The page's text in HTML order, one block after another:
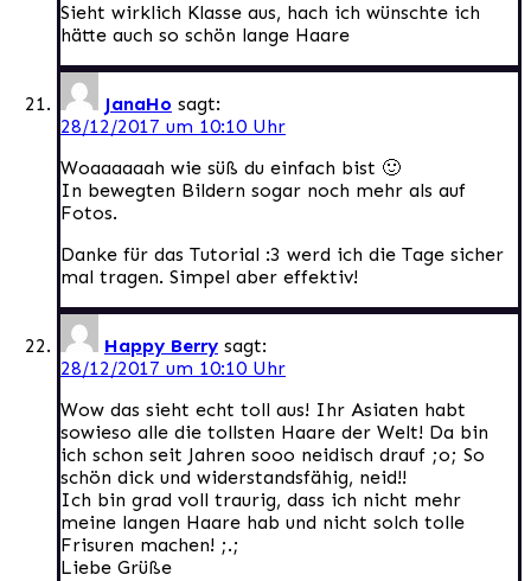
Sieht wirklich Klasse aus, hach ich wünschte ich
hätte auch so schön lange Haare
JanaHo sagt:
28/12/2017 um 10:10 Uhr
Woaaaaaah wie süß du einfach bist 🙂
In bewegten Bildern sogar noch mehr als auf
Fotos.
Danke für das Tutorial :3 werd ich die Tage sicher
mal tragen. Simpel aber effektiv!
Happy Berry sagt:
28/12/2017 um 10:10 Uhr
Wow das sieht echt toll aus! Ihr Asiaten habt
sowieso alle die tollsten Haare der Welt! Da bin
ich schon seit Jahren sooo neidisch drauf ;o; So
schön dick und widerstandsfähig, neid!!
Ich bin grad voll traurig, dass ich nicht mehr
meine langen Haare hab und nicht solch tolle
Frisuren machen! ;.;
Liebe Grüße